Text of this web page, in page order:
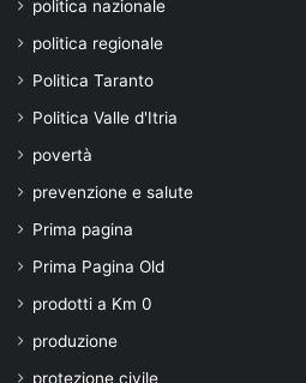
politica nazionale
politica regionale
Politica Taranto
Politica Valle d'Itria
povertà
prevenzione e salute
Prima pagina
Prima Pagina Old
prodotti a Km 0
produzione
protezione civile